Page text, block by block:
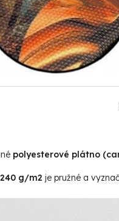
polyesterové plátno
240 g/m2 je pružné a